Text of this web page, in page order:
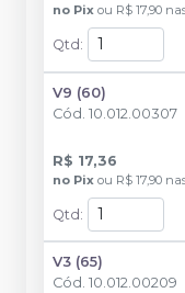
no Pix ou R$ 17,90
Qtd :
V9 (60)
Cód. 10.012.00307
R$ 17,36
no Pix ou R$ 17,90
Qtd:
V3 (65)
Cód. 10.012.00209